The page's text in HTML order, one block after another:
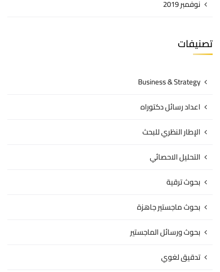
نوفمبر 2019
تصنيفات
Business & Strategy
اعداد رسائل دكتوراه
الإطار النظري للبحث
التحليل الاحصائي
بحوث ترقية
بحوث ماجستير جاهزة
بحوث ورسائل الماجستير
تدقيق لغوي